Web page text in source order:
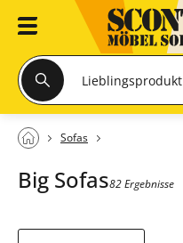
Sofas
Big Sofas82 Ergebnisse